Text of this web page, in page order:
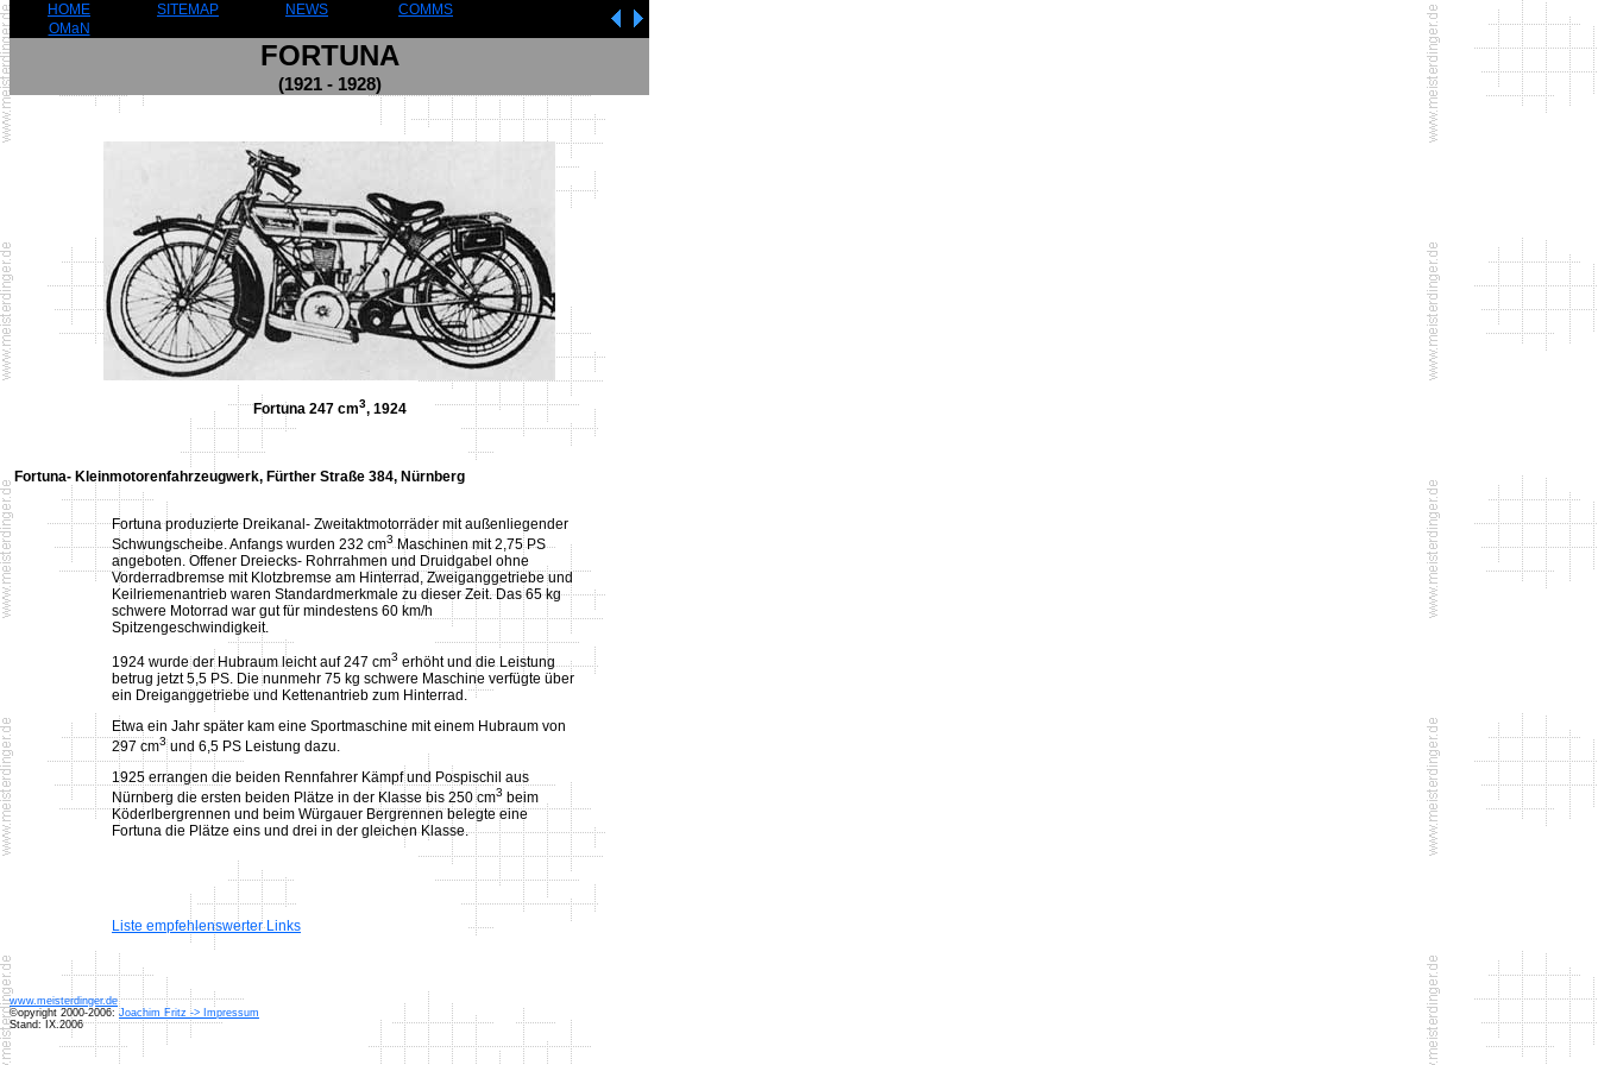
HOME SITEMAP NEWS
COMMS
OMaN
FORTUNA
(1921 - 1928)
Fortuna 247 cm3, 1924
Fortuna- Kleinmotorenfahrzeugwerk, Fürther Straße 384, Nürnberg
Fortuna produzierte Dreikanal- Zweitaktmotorräder mit außenliegender
Schwungscheibe. Anfangs wurden 232 cm3Maschinen mit 2,75 PS
angeboten. Offener Dreiecks- Rohrrahmen und Druidgabel ohne
Vorderradbremse mit Klotzbremse am Hinterrad, Zweiganggetriebe und
Keilriemenantrieb waren Standardmerkmale zu dieser Zeit. Das 65 kg
schwere Motorrad war gut für mindestens 60 km/h
Spitzengeschwindigkeit.
1924 wurde der Hubraum leicht auf 247 cm3 erhöht und die Leistung
betrug jetzt 5,5 PS. Die nunmehr 75 kg schwere Maschine verfügte über
ein Dreiganggetriebe und Kettenantrieb zum Hinterrad.
Etwa ein Jahr später kam eine Sportmaschine mit einem Hubraum von
297 cm3und 6,5 PS Leistung dazu.
1925 errangen die beiden Rennfahrer Kämpf und Pospischil aus
Nürnberg die ersten beiden Plätze in der Klasse bis 250 cm3 beim
Köderlbergrennen und beim Würgauer Bergrennen belegte eine
Fortuna die Plätze eins und drei in der gleichen Klasse.
Liste empfehlenswerter Links
www.meisterdinger.de
©opyright 2000-2006: Joachim Fritz -> Impressum
Stand: IX.2006